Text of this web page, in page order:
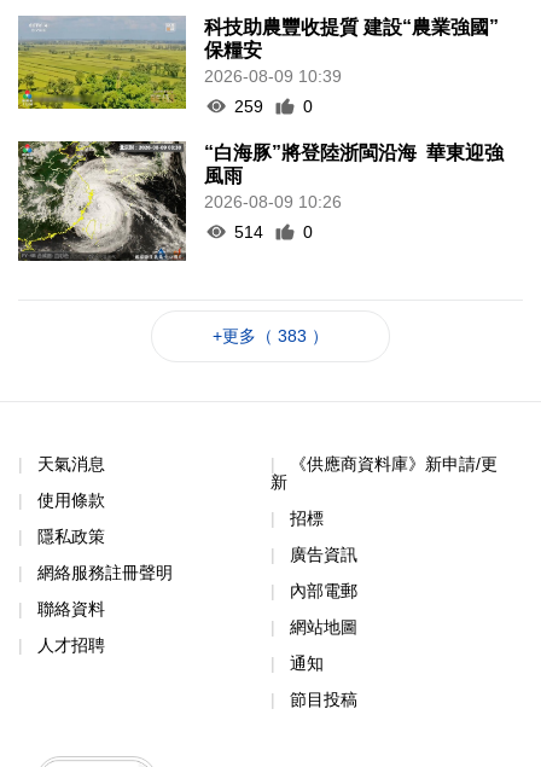
科技助農豐收提質 建設“農業強國”
保糧安
2026-08-09 10:39
259
0
“白海豚”將登陸浙閩沿海 華東迎強
風雨
2026-08-09 10:26
514
0
+更多（ 383 ）
天氣消息
使用條款
隱私政策
網絡服務註冊聲明
聯絡資料
人才招聘
《供應商資料庫》新申請/更
新
招標
廣告資訊
內部電郵
網站地圖
通知
節目投稿